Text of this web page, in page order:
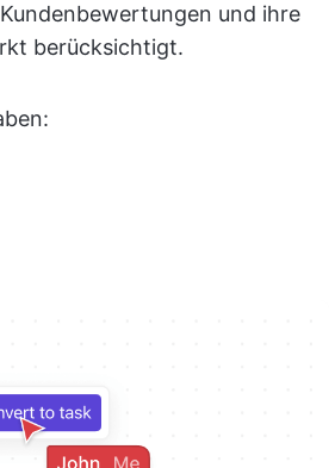
und ihre
berücksichtigt.